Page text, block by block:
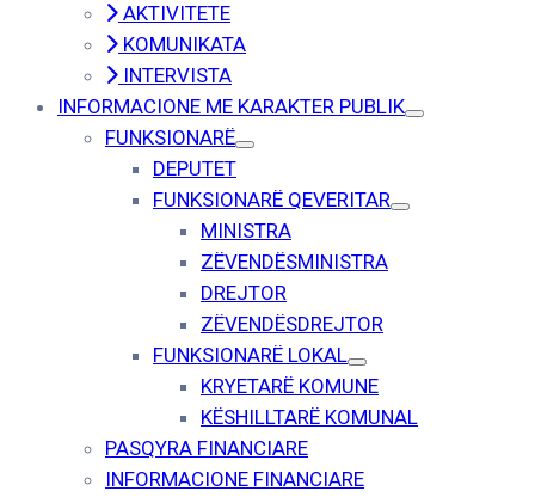
AKTIVITETE
KOMUNIKATA
INTERVISTA
INFORMACIONE ME KARAKTER PUBLIK
FUNKSIONARË
DEPUTET
FUNKSIONARË QEVERITAR
MINISTRA
ZËVENDËSMINISTRA
DREJTOR
ZËVENDËSDREJTOR
FUNKSIONARË LOKAL
KRYETARË KOMUNE
KËSHILLTARË KOMUNAL
PASQYRA FINANCIARE
INFORMACIONE FINANCIARE